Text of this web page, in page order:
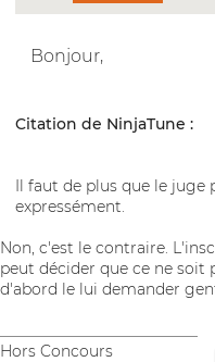
Bonjour,
Citation de NinjaTune :
Il faut de plus que le
expressément.
Non, c'est le contraire.
peut décider que ce ne soit
d'abord le lui demander
Hors Concours